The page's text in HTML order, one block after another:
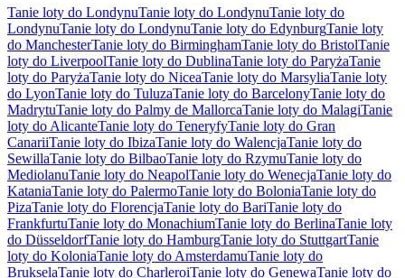
Tanie loty do LondynuTanie loty do LondynuTanie loty do
LondynuTanie loty do LondynuTanie loty do EdynburgTanie loty
do ManchesterTanie loty do BirminghamTanie loty do BristolTanie
loty do LiverpoolTanie loty do DublinaTanie loty do ParyżaTanie
loty do ParyżaTanie loty do NiceaTanie loty do MarsyliaTanie loty
do LyonTanie loty do TuluzaTanie loty do BarcelonyTanie loty do
MadrytuTanie loty do Palmy de MallorcaTanie loty do MalagiTanie
loty do AlicanteTanie loty do TeneryfyTanie loty do Gran
CanariiTanie loty do IbizaTanie loty do WalencjaTanie loty do
SewillaTanie loty do BilbaoTanie loty do RzymuTanie loty do
MediolanuTanie loty do NeapolTanie loty do WenecjaTanie loty do
KataniaTanie loty do PalermoTanie loty do BoloniaTanie loty do
PizaTanie loty do FlorencjaTanie loty do BariTanie loty do
FrankfurtuTanie loty do MonachiumTanie loty do BerlinaTanie loty
do DüsseldorfTanie loty do HamburgTanie loty do StuttgartTanie
loty do KoloniaTanie loty do AmsterdamuTanie loty do
BrukselaTanie loty do CharleroiTanie loty do GenewaTanie loty do